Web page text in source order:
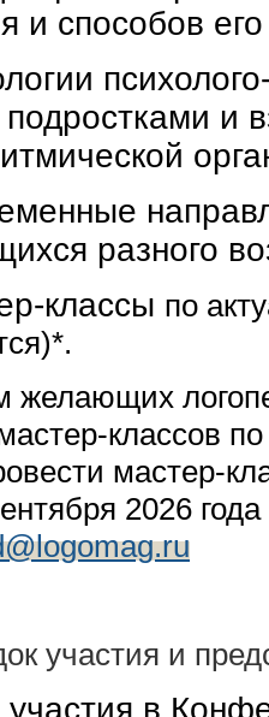
и способов
и
разного
классы по
*.
желающих
классов
мастер-
2026
участия и